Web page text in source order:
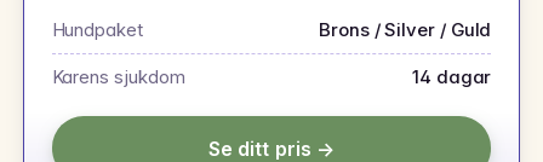
Hundpaket Brons / Silver / Guld
Karens sjukdom 14 dagar
Se ditt pris →